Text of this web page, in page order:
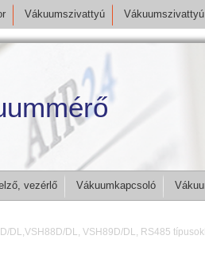
Vákuumszivattyú
vezérlő Vákuumkapcsoló
DL,VSH88D/DL, VSH89D/DL, RS485